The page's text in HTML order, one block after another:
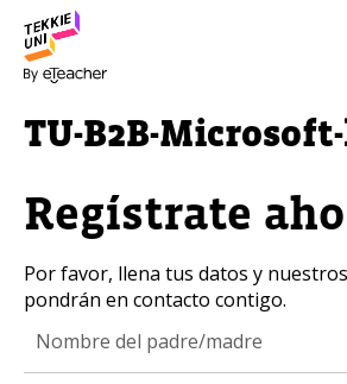
TU-B2B-
Regístrate
Por favor, llena tus datos y
pondrán en contacto contigo.
¿Te interesan nuestros
Nuestros asesores
dejar tu información.
Nombre completo del padre/madre